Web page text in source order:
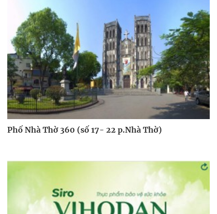
Phố Nhà Thờ 360 (số 17- 22 p.Nhà Thờ)